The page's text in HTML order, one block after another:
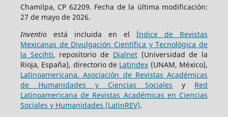
Chamilpa, CP 62209. Fecha de la última modificación:
27 de mayo de 2026.
Inventioestá incluida en elÍndice de Revistas
Mexicanas de Divulgación Científica y Tecnológica de
la Secihti, repositorio de Dialnet(Universidad de la
Rioja, España), directorio de Latindex (UNAM, México),
Latinoamericana. Asociación de Revistas Académicas
de Humanidades y Ciencias Sociales y Red
Latinoamericana de Revistas Académicas en Ciencias
Sociales y Humanidades (LatinREV).